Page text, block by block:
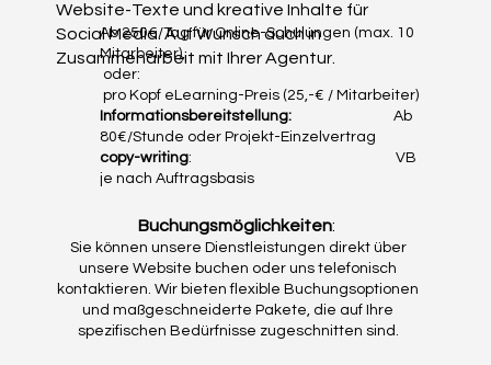
Website-Texte und kreative Inhalte für
Social Media. Auf Wunsch auch in
Zusammenarbeit mit Ihrer Agentur.
Ab 250€/Tag für Online-Schulungen (max. 10
Mitarbeiter),
oder:
pro Kopf eLearning-Preis (25,-€ / Mitarbeiter)
Informationsbereitstellung:Ab
80€/Stunde oder Projekt-Einzelvertrag
copy-writing: VB
je nach Auftragsbasis
Buchungsmöglichkeiten:
Sie können unsere Dienstleistungen direkt über
unsere Website buchen oder uns telefonisch
kontaktieren. Wir bieten flexible Buchungsoptionen
und maßgeschneiderte Pakete, die auf Ihre
spezifischen Bedürfnisse zugeschnitten sind.